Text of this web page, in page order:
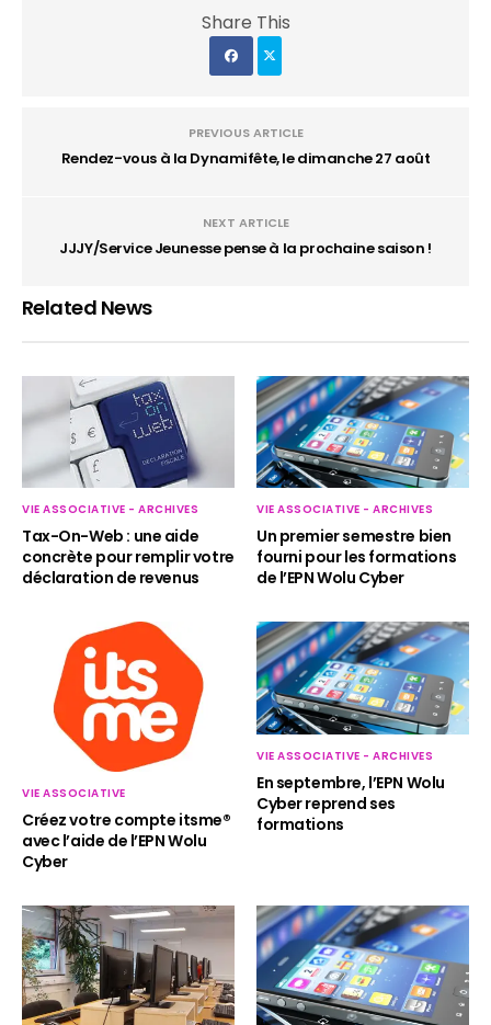
Share This
PREVIOUS ARTICLE
Rendez-vous à la Dynamifête, le dimanche 27 août
NEXT ARTICLE
JJJY/Service Jeunesse pense à la prochaine saison !
Related News
VIE ASSOCIATIVE - ARCHIVES
Tax-On-Web : une aide
concrète pour remplir votre
déclaration de revenus
VIE ASSOCIATIVE - ARCHIVES
Un premier semestre bien
fourni pour les formations
de l’EPN Wolu Cyber
VIE ASSOCIATIVE
Créez votre compte itsme®
avec l’aide de l’EPN Wolu
Cyber
VIE ASSOCIATIVE - ARCHIVES
En septembre, l’EPN Wolu
Cyber reprend ses
formations